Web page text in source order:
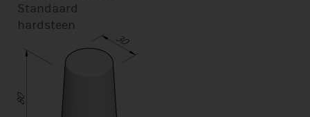
Standaard
hardsteen